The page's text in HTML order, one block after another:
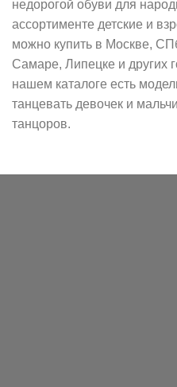
недорогой обуви для
ассортименте детские и
можно купить в Москве,
Самаре, Липецке и других
нашем каталоге есть
танцевать девочек и
танцоров.